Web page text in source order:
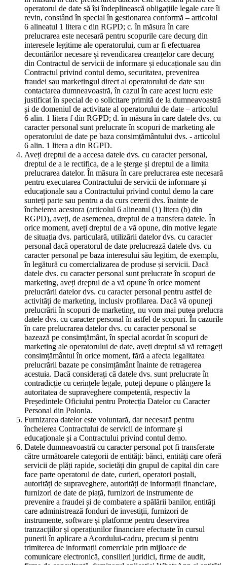
operatorul de date să își îndeplinească obligațiile legale care îi
revin, constând în special în gestionarea conformă – articolul
6 alineatul 1 litera c din RGPD; c. în măsura în care
prelucrarea este necesară pentru scopurile care decurg din
interesele legitime ale operatorului, cum ar fi efectuarea
decontărilor necesare și revendicarea creanțelor care decurg
din Contractul de servicii de informare și educaționale sau din
Contractul privind contul demo, securitatea, prevenirea
fraudei sau marketingul direct al operatorului de date sau
contactarea dumneavoastră, în cazul în care acest lucru este
justificat în special de o solicitare primită de la dumneavoastră
și de domeniul de activitate al operatorului de date – articolul
6 alin. 1 litera f din RGPD; d. în măsura în care datele dvs. cu
caracter personal sunt prelucrate în scopuri de marketing ale
operatorului de date pe baza consimțământului dvs. - articolul
6 alin. 1 litera a din RGPD.
Aveți dreptul de a accesa datele dvs. cu caracter personal,
dreptul de a le rectifica, de a le șterge și dreptul de a limita
prelucrarea datelor. În măsura în care prelucrarea este necesară
pentru executarea Contractului de servicii de informare și
educaționale sau a Contractului privind contul demo la care
sunteți parte sau pentru a da curs cererii dvs. înainte de
încheierea acestora (articolul 6 alineatul (1) litera (b) din
RGPD), aveți, de asemenea, dreptul de a transfera datele. În
orice moment, aveți dreptul de a vă opune, din motive legate
de situația dvs. particulară, utilizării datelor dvs. cu caracter
personal dacă operatorul de date prelucrează datele dvs. cu
caracter personal pe baza interesului său legitim, de exemplu,
în legătură cu comercializarea de produse și servicii. Dacă
datele dvs. cu caracter personal sunt prelucrate în scopuri de
marketing, aveți dreptul de a vă opune în orice moment
prelucrării datelor dvs. cu caracter personal pentru astfel de
activități de marketing, inclusiv profilarea. Dacă vă opuneți
prelucrării în scopuri de marketing, nu vom mai putea prelucra
datele dvs. cu caracter personal în astfel de scopuri. În cazurile
în care prelucrarea datelor dvs. cu caracter personal se
bazează pe consimțământ, în special acordat în scopuri de
marketing ale operatorului de date, aveți dreptul să vă retrageți
consimțământul în orice moment, fără a afecta legalitatea
prelucrării bazate pe consimțământ înainte de retragerea
acestuia. Dacă considerați că datele dvs. sunt prelucrate în
contradicție cu cerințele legale, puteți depune o plângere la
autoritatea de supraveghere competentă, respectiv la
Președintele Oficiului pentru Protecția Datelor cu Caracter
Personal din Polonia.
Furnizarea datelor este voluntară, dar necesară pentru
încheierea Contractului de servicii de informare și
educaționale și a Contractului privind contul demo.
Datele dumneavoastră cu caracter personal pot fi transferate
către următoarele categorii de entități: bănci, entități care oferă
servicii de plăți rapide, societăți din grupul de capital din care
face parte operatorul de date, curieri, operatori poștali,
autorități de supraveghere, autorități de informații financiare,
furnizori de date de piață, furnizori de instrumente de
prevenire a fraudei și de combatere a spălării banilor, entități
care administrează fonduri de investiții, furnizori de
instrumente, software și platforme pentru deservirea
tranzacțiilor și operațiunilor financiare efectuate în cursul
punerii în aplicare a Acordului-cadru, precum și pentru
trimiterea de informații comerciale prin mijloace de
comunicare electronică, consilieri juridici, firme de audit,